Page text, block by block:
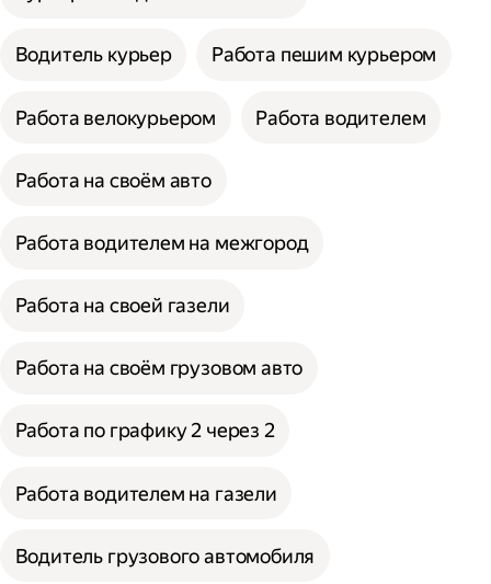
Водитель курьер Работа пешим курьером
Работа велокурьером Работа водителем
Работа на своём авто
Работа водителем на межгород
Работа на своей газели
Работа на своём грузовом авто
Работа по графику 2 через 2
Работа водителем на газели
Водитель грузового автомобиля